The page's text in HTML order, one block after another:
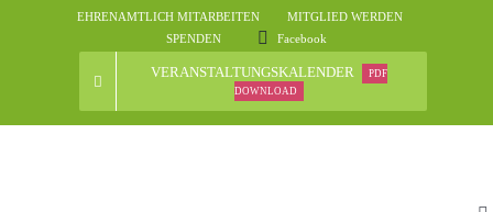
EHRENAMTLICH MITARBEITEN
MITGLIED WERDEN
SPENDEN
Facebook
VERANSTALTUNGSKALENDER
PDF
DOWNLOAD